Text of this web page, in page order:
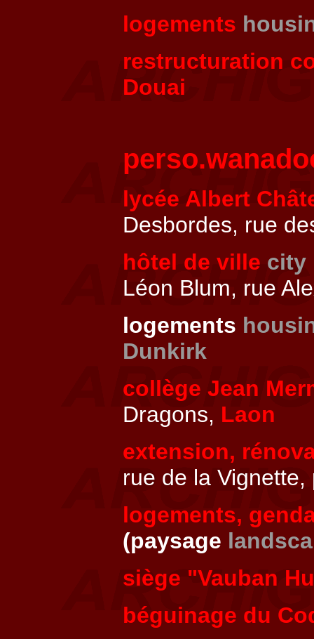
logements
restructuration
Douai
lycée Albert
Desbordes, rue
hôtel de ville city
Léon Blum, rue
logements
Dunkirk
collège Jean
Dragons, Laon
extension,
rue de la
logements,
(paysage
siège "Vauban
béguinage du